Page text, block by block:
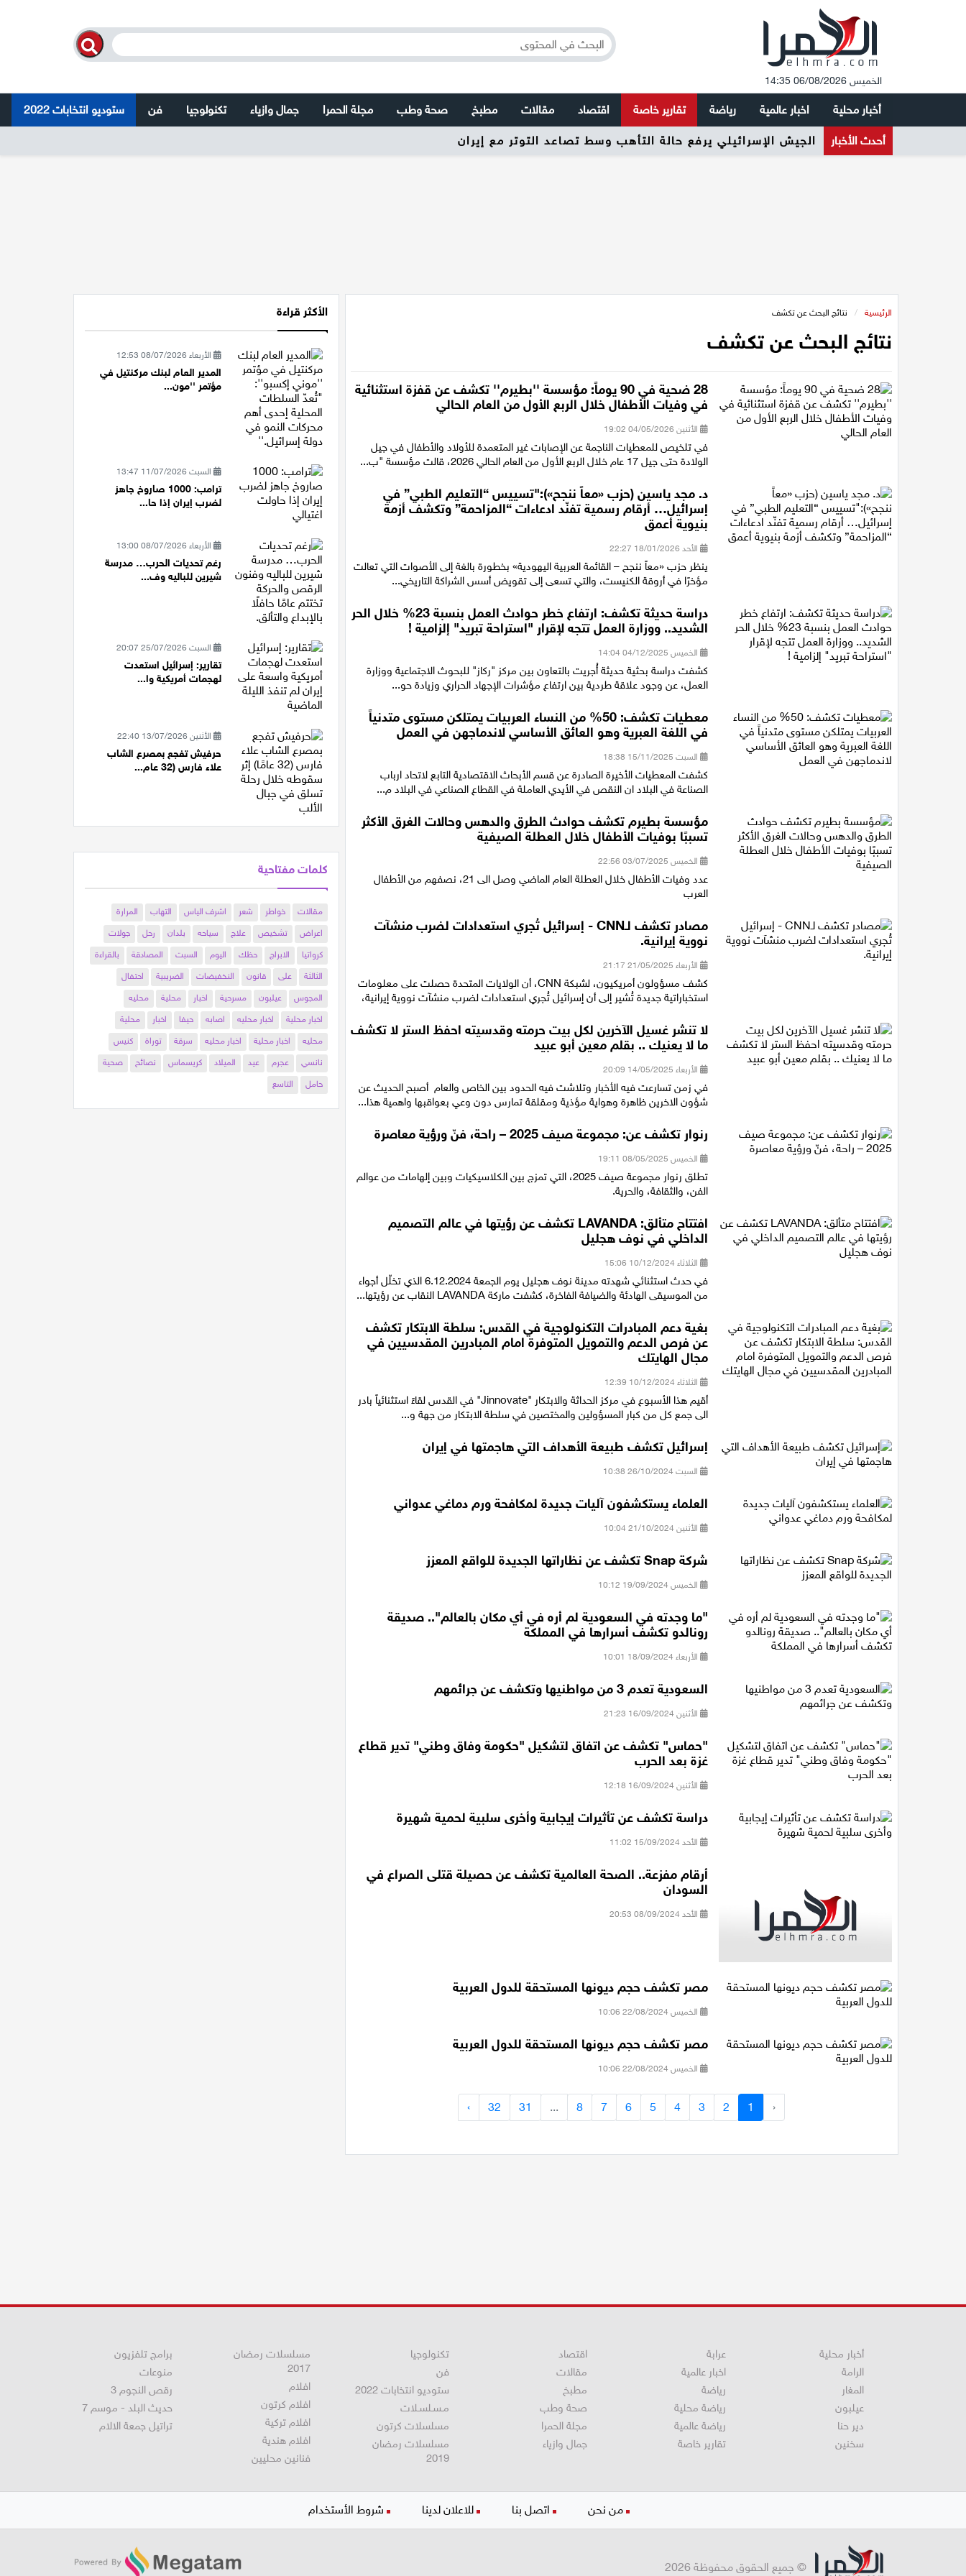
الخميس 06/08/2026 14:35
أخبار محلية اخبار عالمية رياضة تقارير خاصة اقتصاد مقالات مطبخ صحة وطب مجلة الحمرا جمال وازياء تكنولوجيا فن ستوديو انتخابات 2022
أحدث الأخبار الجيش الإسرائيلي يرفع حالة التأهب وسط تصاعد التوتر مع إيران
الرئيسية / نتائج البحث عن تكشف
نتائج البحث عن تكشف
28 ضحية في 90 يوماً: مؤسسة ''بطيرم'' تكشف عن قفزة استثنائية
في وفيات الأطفال خلال الربع الأول من العام الحالي
الأثنين 04/05/2026 19:02
في تلخيص للمعطيات الناجمة عن الإصابات غير المتعمدة للأولاد والأطفال في جيل
الولادة حتى جيل 17 عام خلال الربع الأول من العام الحالي 2026، قالت مؤسسة "ب...
د. مجد ياسين (حزب «معاً ننجح»):"تسييس “التعليم الطبي” في
إسرائيل… أرقام رسمية تفنّد ادعاءات “المزاحمة” وتكشف أزمة
بنيوية أعمق
الأحد 18/01/2026 22:27
ينظر حزب «معاً ننجح – القائمة العربية اليهودية» بخطورة بالغة إلى الأصوات التي تعالت
مؤخرًا في أروقة الكنيست، والتي تسعى إلى تقويض أسس الشراكة التاريخي...
دراسة حديثة تكشف: ارتفاع خطر حوادث العمل بنسبة 23% خلال الحر
الشديد.. ووزارة العمل تتجه لإقرار "استراحة تبريد" إلزامية !
الخميس 04/12/2025 14:04
كشفت دراسة بحثية حديثة أُجريت بالتعاون بين مركز "ركاز" للبحوث الاجتماعية ووزارة
العمل، عن وجود علاقة طردية بين ارتفاع مؤشرات الإجهاد الحراري وزيادة حو...
معطيات تكشف: 50% من النساء العربيات يمتلكن مستوى متدنياً
في اللغة العبرية وهو العائق الأساسي لاندماجهن في العمل
السبت 15/11/2025 18:38
كشفت المعطيات الأخيرة الصادرة عن قسم الأبحاث الاقتصادية التابع لاتحاد ارباب
الصناعة في البلاد ان النقص في الأيدي العاملة في القطاع الصناعي في البلاد م...
مؤسسة بطيرم تكشف حوادث الطرق والدهس وحالات الغرق الأكثر
تسببًا بوفيات الأطفال خلال العطلة الصيفية
الخميس 03/07/2025 22:56
عدد وفيات الأطفال خلال العطلة العام الماضي وصل الى 21، نصفهم من الأطفال
العرب
مصادر تكشف لـCNN - إسرائيل تُجري استعدادات لضرب منشآت
نووية إيرانية.
الأربعاء 21/05/2025 21:17
كشف مسؤولون أمريكيون، لشبكة CNN، أن الولايات المتحدة حصلت على معلومات
استخباراتية جديدة تُشير إلى أن إسرائيل تُجري استعدادات لضرب منشآت نووية إيرانية،
لا تنشر غسيل الآخرين لكل بيت حرمته وقدسيته احفظ الستر لا تكشف
ما لا يعنيك .. بقلم معين أبو عبيد
الأربعاء 14/05/2025 20:09
في زمن تسارعت فيه الأخبار وتلاشت فيه الحدود بين الخاص والعام أصبح الحديث عن
شؤون الاخرين ظاهرة وهواية مؤذية ومقلقة تمارس دون وعي بعواقبها واهمية هذا...
رنوار تكشف عن: مجموعة صيف 2025 – راحة، فنّ ورؤية معاصرة
الخميس 08/05/2025 19:11
تطلق رنوار مجموعة صيف 2025، التي تمزج بين الكلاسيكيات وبين إلهامات من عوالم
الفن، والثقافة، والحرية.
افتتاح متألق: LAVANDA تكشف عن رؤيتها في عالم التصميم
الداخلي في نوف هجليل
الثلاثاء 10/12/2024 15:06
في حدث استثنائي شهدته مدينة نوف هجليل يوم الجمعة 6.12.2024 الذي تخلّل أجواء
من الموسيقى الهادئة والضيافة الفاخرة، كشفت ماركة LAVANDA النقاب عن رؤيتها...
بغية دعم المبادرات التكنولوجية في القدس: سلطة الابتكار تكشف
عن فرص الدعم والتمويل المتوفرة امام المبادرين المقدسيين في
مجال الهايتك
الثلاثاء 10/12/2024 12:39
أقيم هذا الأسبوع في مركز الحداثة والابتكار "Jinnovate" في القدس لقاءً استثنائياً بادر
الى جمع كل من كبار المسؤولين والمختصين في سلطة الابتكار من جهة و...
إسرائيل تكشف طبيعة الأهداف التي هاجمتها في إيران
السبت 26/10/2024 10:38
العلماء يستكشفون آليات جديدة لمكافحة ورم دماغي عدواني
الأثنين 21/10/2024 10:04
شركة Snap تكشف عن نظاراتها الجديدة للواقع المعزز
الخميس 19/09/2024 10:12
"ما وجدته في السعودية لم أره في أي مكان بالعالم".. صديقة
رونالدو تكشف أسرارها في المملكة
الأربعاء 18/09/2024 10:01
السعودية تعدم 3 من مواطنيها وتكشف عن جرائمهم
الأثنين 16/09/2024 21:23
"حماس" تكشف عن اتفاق لتشكيل "حكومة وفاق وطني" تدير قطاع
غزة بعد الحرب
الأثنين 16/09/2024 12:18
دراسة تكشف عن تأثيرات إيجابية وأخرى سلبية لحمية شهيرة
الأحد 15/09/2024 11:02
أرقام مفزعة.. الصحة العالمية تكشف عن حصيلة قتلى الصراع في
السودان
الأحد 08/09/2024 20:53
مصر تكشف حجم ديونها المستحقة للدول العربية
الخميس 22/08/2024 10:06
مصر تكشف حجم ديونها المستحقة للدول العربية
الخميس 22/08/2024 10:06
‹
1
2
3
4
5
6
7
8
...
31
32
›
الأكثر قراءة
الأربعاء 08/07/2026 12:53
المدير العام لبنك مركنتيل في
مؤتمر ''مون...
السبت 11/07/2026 13:47
ترامب: 1000 صاروخ جاهز
لضرب إيران إذا حا...
الأربعاء 08/07/2026 13:00
رغم تحديات الحرب… مدرسة
شيرين للباليه وف...
السبت 25/07/2026 20:07
تقارير: إسرائيل استعدت
لهجمات أمريكية وا...
الأثنين 13/07/2026 22:40
حرفيش تفجع بمصرع الشاب
علاء فارس (32 عام...
كلمات مفتاحية
مقالات خواطر شعر اشرف الياس التهاب
المرارة
اعراض
تشخيص علاج سياحه بلدان رحل
جولات
كرواتيا
الابراج حظك اليوم السبت المصادقة
بالقراءة
الثالثة
على قانون النخفيضات الضريبية
احتفال
المجوس
عيلبون مسرحية اخبار محلية
محليه
اخبار محلية
اخبار محليه اصابه حيفا اخبار
محلية
محليه
اخبار محلية اخبار محليه سرقة توراة
كنيس
نانسي
عجرم عيد الميلاد كريسماس نصائح
صحية
حامل
التاسع
أخبار محلية
الرامة
المغار
عيلبون
دير حنا
سخنين
عرابة
اخبار عالمية
رياضة
رياضة محلية
رياضة عالمية
تقارير خاصة
اقتصاد
مقالات
مطبخ
صحة وطب
مجلة الحمرا
جمال وازياء
تكنولوجيا
فن
ستوديو انتخابات 2022
مـسـلسـلات
مسلسلات كرتون
مسلسلات رمضان
2019
مسلسلات رمضان
2017
افلام
افلام كرتون
افلام تركية
افلام هندية
فنانين محليين
برامج تلفزيون
منوعات
رقص النجوم 3
حديث البلد - موسم 7
تراتيل جمعة الالام
من نحن اتصل بنا للاعلان لدينا شروط الأستخدام
© جميع الحقوق محفوظة 2026